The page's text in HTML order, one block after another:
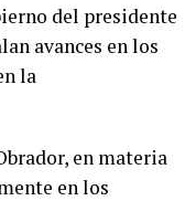
del presidente
avances en los
la
en materia
en los